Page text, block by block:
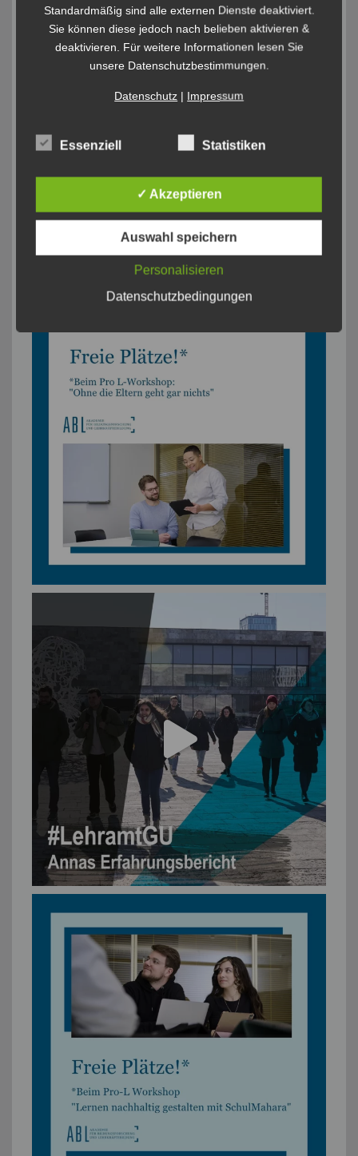
Standardmäßig sind alle externen Dienste deaktiviert.
Sie können diese jedoch nach belieben aktivieren &
deaktivieren. Für weitere Informationen lesen Sie
unsere Datenschutzbestimmungen.
Datenschutz| Impressum
Essenziell Statistiken
✓ Akzeptieren
Auswahl speichern
Personalisieren
Datenschutzbedingungen